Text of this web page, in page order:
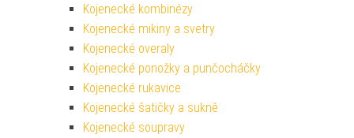
Kojenecké kombinézy
Kojenecké mikiny a svetry
Kojenecké overaly
Kojenecké ponožky a punčocháčky
Kojenecké rukavice
Kojenecké šatičky a sukně
Kojenecké soupravy